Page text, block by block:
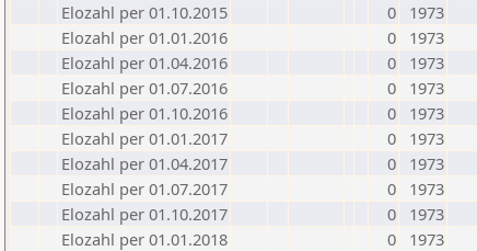
Elozahl per 01.10.2015
0
1973
Elozahl per 01.01.2016
0
1973
Elozahl per 01.04.2016
0
1973
Elozahl per 01.07.2016
0
1973
Elozahl per 01.10.2016
0
1973
Elozahl per 01.01.2017
0
1973
Elozahl per 01.04.2017
0
1973
Elozahl per 01.07.2017
0
1973
Elozahl per 01.10.2017
0
1973
Elozahl per 01.01.2018
0
1973